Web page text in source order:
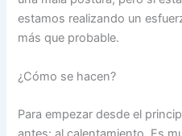
estamos realizando un
más que probable.
¿Cómo se hacen?
Para empezar desde el